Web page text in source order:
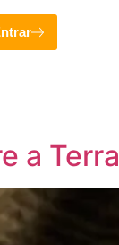
a Terra